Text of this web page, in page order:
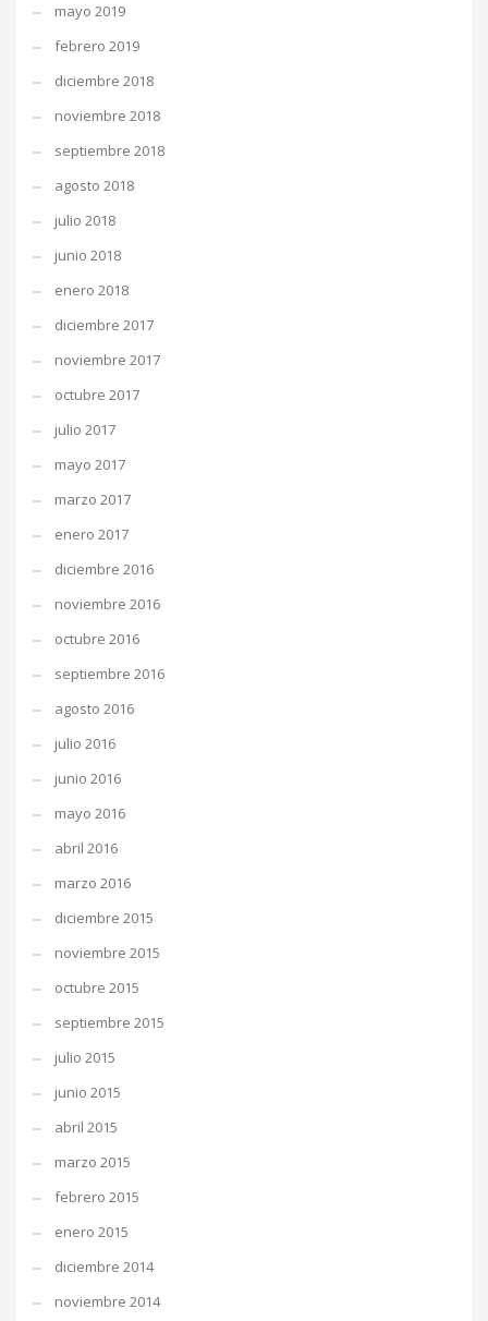
mayo 2019
febrero 2019
diciembre 2018
noviembre 2018
septiembre 2018
agosto 2018
julio 2018
junio 2018
enero 2018
diciembre 2017
noviembre 2017
octubre 2017
julio 2017
mayo 2017
marzo 2017
enero 2017
diciembre 2016
noviembre 2016
octubre 2016
septiembre 2016
agosto 2016
julio 2016
junio 2016
mayo 2016
abril 2016
marzo 2016
diciembre 2015
noviembre 2015
octubre 2015
septiembre 2015
julio 2015
junio 2015
abril 2015
marzo 2015
febrero 2015
enero 2015
diciembre 2014
noviembre 2014